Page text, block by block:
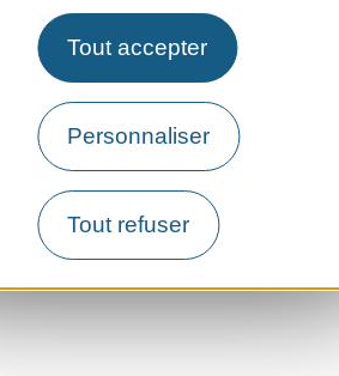
Tout accepter
Personnaliser
Tout refuser